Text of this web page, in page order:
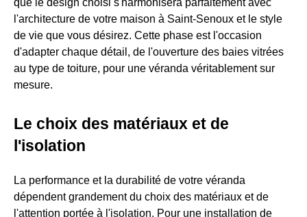
l'architecture de votre maison à Saint-Senoux et le style
de vie que vous désirez. Cette phase est l'occasion
d'adapter chaque détail, de l'ouverture des baies vitrées
au type de toiture, pour une véranda véritablement sur
mesure.
Le choix des matériaux et de
l'isolation
La performance et la durabilité de votre véranda
dépendent grandement du choix des matériaux et de
l'attention portée à l'isolation. Pour une installation de